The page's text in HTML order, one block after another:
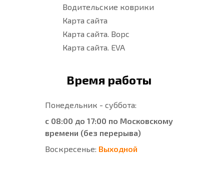
Водительские коврики
Карта сайта
Карта сайта. Ворс
Карта сайта. EVA
Время работы
Понедельник - суббота:
с 08:00 до 17:00 по Московскому
времени (без перерыва)
Воскресенье: Выходной